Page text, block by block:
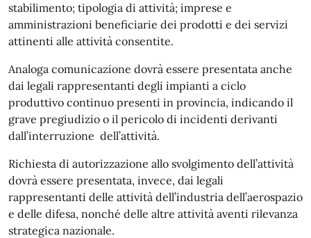
stabilimento; tipologia di attività; imprese e
amministrazioni beneficiarie dei prodotti e dei servizi
attinenti alle attività consentite.
Analoga comunicazione dovrà essere presentata anche
dai legali rappresentanti degli impianti a ciclo
produttivo continuo presenti in provincia, indicando il
grave pregiudizio o il pericolo di incidenti derivanti
dall’interruzione dell’attività.
Richiesta di autorizzazione allo svolgimento dell’attività
dovrà essere presentata, invece, dai legali
rappresentanti delle attività dell’industria dell’aerospazio
e delle difesa, nonché delle altre attività aventi rilevanza
strategica nazionale.